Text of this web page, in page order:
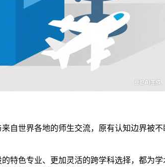
自世界各地的师生交流，原有认知边界被不
特色专业、更加灵活的跨学科选择，都为